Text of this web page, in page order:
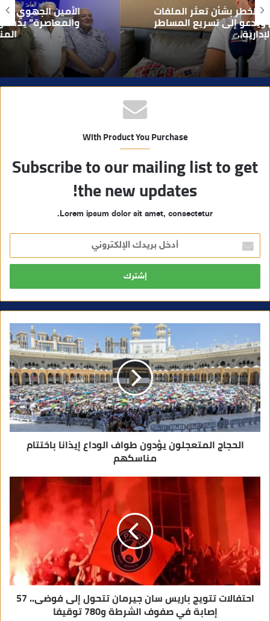
ب
الأمين الجهوي طارق حنيش وقيادات “الأصالة
والمعاصرة” يدشنون مقراً جديداً للحزب بتراب
المنارة مراكش
With Product You Purchase
Subscribe to our mailing list to get
the new updates!
Lorem ipsum dolor sit amet, consectetur.
خ
ل
ر
ا
إ
ل
ك
ت
ر
و
ن
ي
الحجاج المتعجلون يؤدون طواف الوداع إيذانا باختتام
مناسكهم
احتفالات تتويج باريس سان جيرمان تتحول إلى فوضى.. 57
إصابة في صفوف الشرطة و780 توقيفا